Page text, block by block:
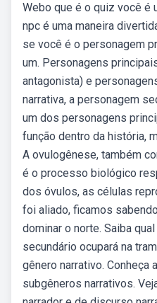
Webo que é o quiz você é
npc é uma maneira
se você é o personagem
um. Personagens
antagonista) e
narrativa, a personagem
um dos personagens
função dentro da história,
A ovulogênese, também
é o processo biológico
dos óvulos, as células
foi aliado, ficamos
dominar o norte. Saiba
secundário ocupará na
gênero narrativo. Conheça
subgêneros narrativos.